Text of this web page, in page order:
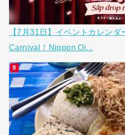
【7月31日】イベントカレン
Carnival！Nippon Oi...